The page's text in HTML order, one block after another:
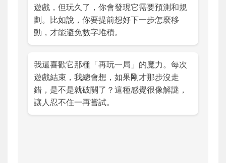
遊戲，但玩久了，你會發現它需要預測和規
劃。比如說，你要提前想好下一步怎麼移
動，才能避免數字堆積。
我還喜歡它那種「再玩一局」的魔力。每次
遊戲結束，我總會想，如果剛才那步沒走
錯，是不是就破關了？這種感覺很像解謎，
讓人忍不住一再嘗試。